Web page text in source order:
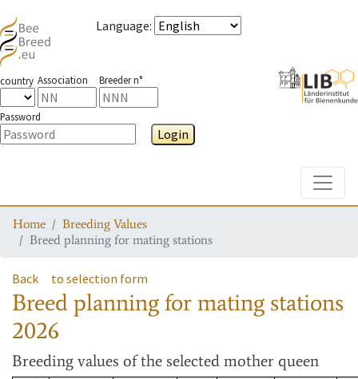
Language:
country Association Breeder n°
Password
Login
Home
Breeding Values
Breed planning for mating stations
Back to selection form
Breed planning for mating stations
2026
Breeding values of the selected mother queen